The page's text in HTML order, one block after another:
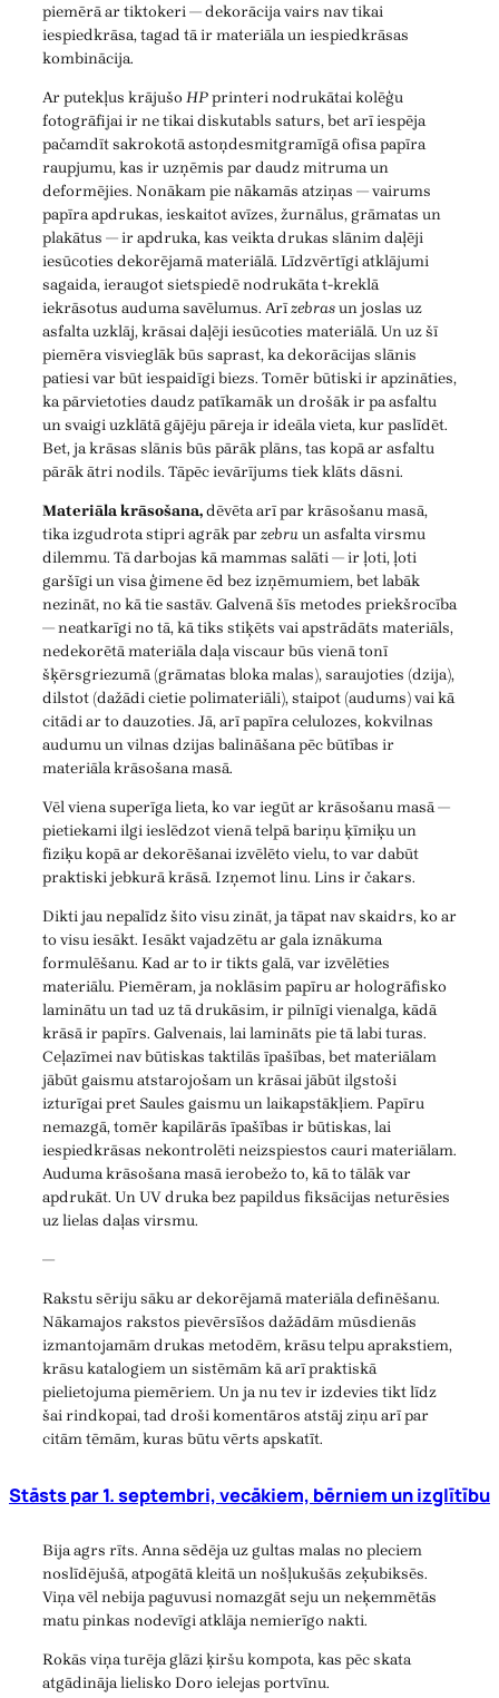
piemērā ar tiktokeri — dekorācija vairs nav tikai
iespiedkrāsa, tagad tā ir materiāla un iespiedkrāsas
kombinācija.
Ar putekļus krājušoHPprinteri nodrukātai kolēģu
fotogrāfijai ir ne tikai diskutabls saturs, bet arī iespēja
pačamdīt sakrokotā astoņdesmitgramīgā ofisa papīra
raupjumu, kas ir uzņēmis par daudz mitruma un
deformējies. Nonākam pie nākamās atziņas — vairums
papīra apdrukas, ieskaitot avīzes, žurnālus, grāmatas un
plakātus — ir apdruka, kas veikta drukas slānim daļēji
iesūcoties dekorējamā materiālā. Līdzvērtīgi atklājumi
sagaida, ieraugot sietspiedē nodrukāta t-kreklā
iekrāsotus auduma savēlumus. Arīzebrasun joslas uz
asfalta uzklāj, krāsai daļēji iesūcoties materiālā. Un uz šī
piemēra visvieglāk būs saprast, ka dekorācijas slānis
patiesi var būt iespaidīgi biezs. Tomēr būtiski ir apzināties,
ka pārvietoties daudz patīkamāk un drošāk ir pa asfaltu
un svaigi uzklātā gājēju pāreja ir ideāla vieta, kur paslīdēt.
Bet, ja krāsas slānis būs pārāk plāns, tas kopā ar asfaltu
pārāk ātri nodils. Tāpēc ievārījums tiek klāts dāsni.
Materiāla krāsošana,dēvēta arī par krāsošanu masā,
tika izgudrota stipri agrāk parzebruun asfalta virsmu
dilemmu. Tā darbojas kā mammas salāti — ir ļoti, ļoti
garšīgi un visa ģimene ēd bez izņēmumiem, bet labāk
nezināt, no kā tie sastāv. Galvenā šīs metodes priekšrocība
— neatkarīgi no tā, kā tiks stiķēts vai apstrādāts materiāls,
nedekorētā materiāla daļa viscaur būs vienā tonī
šķērsgriezumā (grāmatas bloka malas), saraujoties (dzija),
dilstot (dažādi cietie polimateriāli), staipot (audums) vai kā
citādi ar to dauzoties. Jā, arī papīra celulozes, kokvilnas
audumu un vilnas dzijas balināšana pēc būtības ir
materiāla krāsošana masā.
Vēl viena superīga lieta, ko var iegūt ar krāsošanu masā —
pietiekami ilgi ieslēdzot vienā telpā bariņu ķīmiķu un
fiziķu kopā ar dekorēšanai izvēlēto vielu, to var dabūt
praktiski jebkurā krāsā. Izņemot linu. Lins ir čakars.
Dikti jau nepalīdz šito visu zināt, ja tāpat nav skaidrs, ko ar
to visu iesākt. Iesākt vajadzētu ar gala iznākuma
formulēšanu. Kad ar to ir tikts galā, var izvēlēties
materiālu. Piemēram, ja noklāsim papīru ar hologrāfisko
laminātu un tad uz tā drukāsim, ir pilnīgi vienalga, kādā
krāsā ir papīrs. Galvenais, lai lamināts pie tā labi turas.
Ceļazīmei nav būtiskas taktilās īpašības, bet materiālam
jābūt gaismu atstarojošam un krāsai jābūt ilgstoši
izturīgai pret Saules gaismu un laikapstākļiem. Papīru
nemazgā, tomēr kapilārās īpašības ir būtiskas, lai
iespiedkrāsas nekontrolēti neizspiestos cauri materiālam.
Auduma krāsošana masā ierobežo to, kā to tālāk var
apdrukāt. Un UV druka bez papildus fiksācijas neturēsies
uz lielas daļas virsmu.
—
Rakstu sēriju sāku ar dekorējamā materiāla definēšanu.
Nākamajos rakstos pievērsīšos dažādām mūsdienās
izmantojamām drukas metodēm, krāsu telpu aprakstiem,
krāsu katalogiem un sistēmām kā arī praktiskā
pielietojuma piemēriem. Un ja nu tev ir izdevies tikt līdz
šai rindkopai, tad droši komentāros atstāj ziņu arī par
citām tēmām, kuras būtu vērts apskatīt.
Stāsts par 1. septembri, vecākiem, bērniem un izglītību
Bija agrs rīts. Anna sēdēja uz gultas malas no pleciem
noslīdējušā, atpogātā kleitā un nošļukušās zeķubiksēs.
Viņa vēl nebija paguvusi nomazgāt seju un neķemmētās
matu pinkas nodevīgi atklāja nemierīgo nakti.
Rokās viņa turēja glāzi ķiršu kompota, kas pēc skata
atgādināja lielisko Doro ielejas portvīnu.